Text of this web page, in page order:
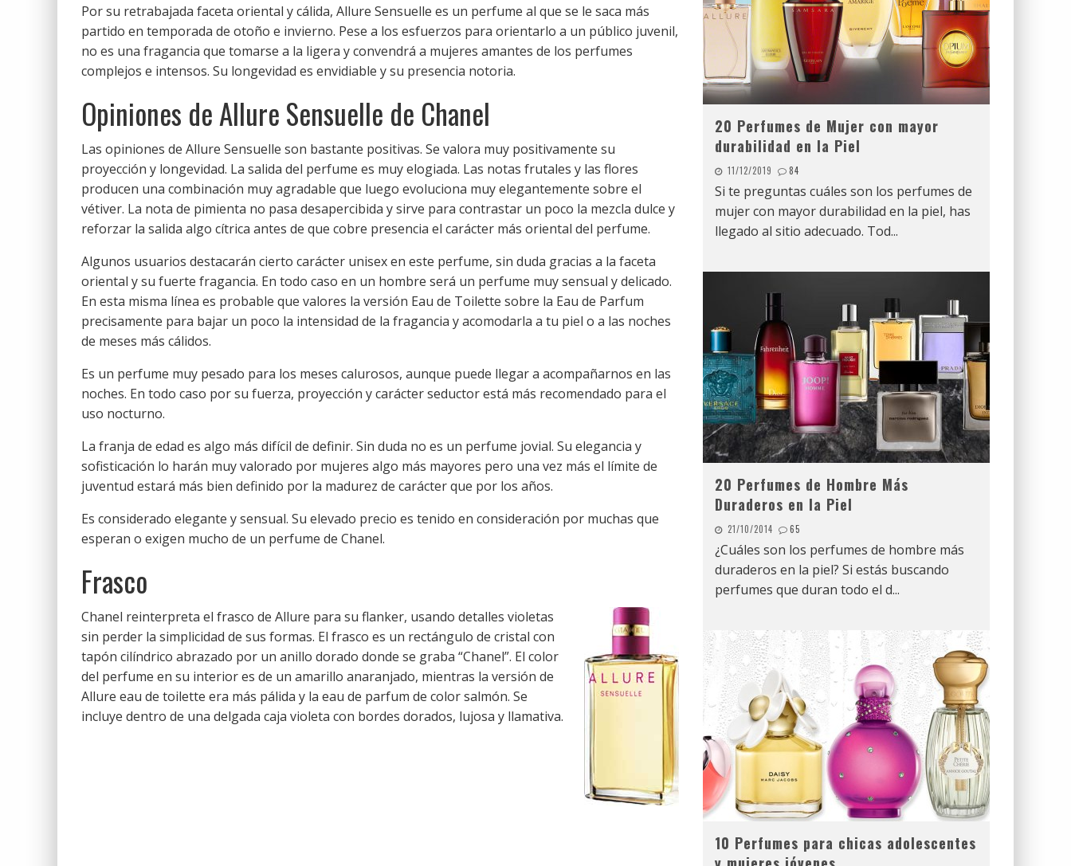
Por su retrabajada faceta oriental y cálida, Allure Sensuelle es un perfume al que se le saca más
partido en temporada de otoño e invierno. Pese a los esfuerzos para orientarlo a un público juvenil,
no es una fragancia que tomarse a la ligera y convendrá a mujeres amantes de los perfumes
complejos e intensos. Su longevidad es envidiable y su presencia notoria.
Opiniones de Allure Sensuelle de Chanel
Las opiniones de Allure Sensuelle son bastante positivas. Se valora muy positivamente su
proyección y longevidad. La salida del perfume es muy elogiada. Las notas frutales y las flores
producen una combinación muy agradable que luego evoluciona muy elegantemente sobre el
vétiver. La nota de pimienta no pasa desapercibida y sirve para contrastar un poco la mezcla dulce y
reforzar la salida algo cítrica antes de que cobre presencia el carácter más oriental del perfume.
Algunos usuarios destacarán cierto carácter unisex en este perfume, sin duda gracias a la faceta
oriental y su fuerte fragancia. En todo caso en un hombre será un perfume muy sensual y delicado.
En esta misma línea es probable que valores la versión Eau de Toilette sobre la Eau de Parfum
precisamente para bajar un poco la intensidad de la fragancia y acomodarla a tu piel o a las noches
de meses más cálidos.
Es un perfume muy pesado para los meses calurosos, aunque puede llegar a acompañarnos en las
noches. En todo caso por su fuerza, proyección y carácter seductor está más recomendado para el
uso nocturno.
La franja de edad es algo más difícil de definir. Sin duda no es un perfume jovial. Su elegancia y
sofisticación lo harán muy valorado por mujeres algo más mayores pero una vez más el límite de
juventud estará más bien definido por la madurez de carácter que por los años.
Es considerado elegante y sensual. Su elevado precio es tenido en consideración por muchas que
esperan o exigen mucho de un perfume de Chanel.
Frasco
Chanel reinterpreta el frasco de Allure para su flanker, usando detalles violetas
sin perder la simplicidad de sus formas. El frasco es un rectángulo de cristal con
tapón cilíndrico abrazado por un anillo dorado donde se graba “Chanel”. El color
del perfume en su interior es de un amarillo anaranjado, mientras la versión de
Allure eau de toilette era más pálida y la eau de parfum de color salmón. Se
incluye dentro de una delgada caja violeta con bordes dorados, lujosa y llamativa.
20 Perfumes de Mujer con mayor
durabilidad en la Piel
11/12/2019 84
Si te preguntas cuáles son los perfumes de
mujer con mayor durabilidad en la piel, has
llegado al sitio adecuado. Tod...
20 Perfumes de Hombre Más
Duraderos en la Piel
21/10/2014 65
¿Cuáles son los perfumes de hombre más
duraderos en la piel? Si estás buscando
perfumes que duran todo el d...
10 Perfumes para chicas adolescentes